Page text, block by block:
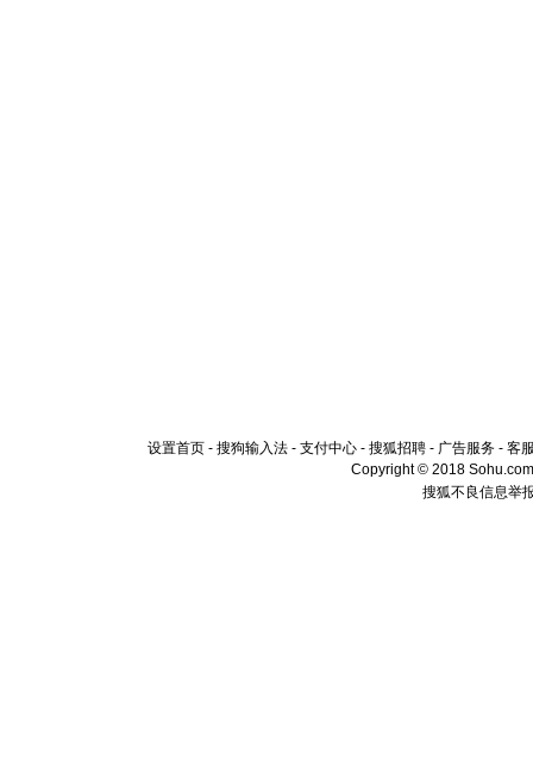
设置首页 - 搜狗输入法 - 支付中心 - 搜狐招聘 - 广告服务 - 客
Copyright © 2018
搜狐不良信息举